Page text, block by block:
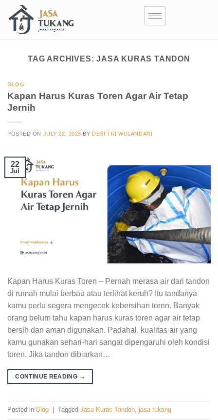
TAG ARCHIVES:JASA KURAS TANDON
BLOG
Kapan Harus Kuras Toren Agar Air Tetap
Jernih
POSTED ON JULY 22, 2025 BY DESI TRI WULANDARI
22
Jul
Kapan Harus Kuras Toren – Pernah merasa air dari tandon
di rumah mulai berbau atau terlihat keruh? Itu tandanya
kamu perlu segera mengecek kebersihan toren. Banyak
orang belum tahu kapan harus kuras toren agar air tetap
bersih dan aman digunakan. Padahal, kualitas air yang
kamu gunakan sehari-hari sangat dipengaruhi oleh kondisi
toren. Jika tandon dibiarkan…
CONTINUE READING →
Posted in Blog Tagged Jasa Kuras Tandon, jasa tukang